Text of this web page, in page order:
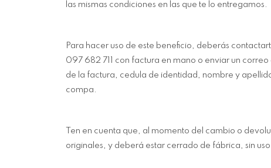
las mismas condiciones en las que te lo entregamos.
Para hacer uso de este beneficio, deberás
097 682 711 con factura en mano o enviar un
de la factura, cedula de identidad, nombre y
compa.
Ten en cuenta que, al momento del cambio o
originales, y deberá estar cerrado de fábrica, sin